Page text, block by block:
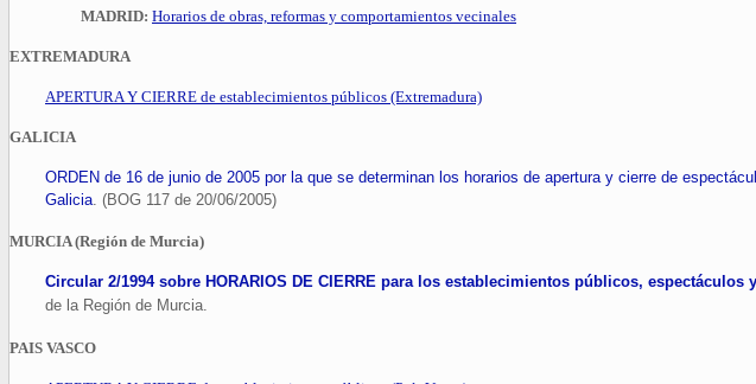
MADRID: Horarios de obras, reformas y comportamientos vecinales
EXTREMADURA
APERTURA Y CIERRE de establecimientos públicos (Extremadura)
GALICIA
ORDEN de 16 de junio de 2005 por la que se determinan los horarios de apertura y cierre de
Galicia (BOG 117 de 20/06/2005)
MURCIA (Región de Murcia)
Circular 2/1994 sobre HORARIOS DE CIERRE para los establecimientos públicos, espectáculos
de la Región de Murcia.
PAIS VASCO